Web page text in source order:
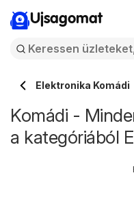
Ujsagomat
Elektronika Komádi
Komádi -
a kategóriából